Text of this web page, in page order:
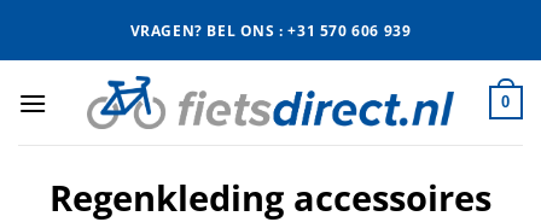
VRAGEN? BEL ONS : +31 570 606 939
0
Regenkleding accessoires